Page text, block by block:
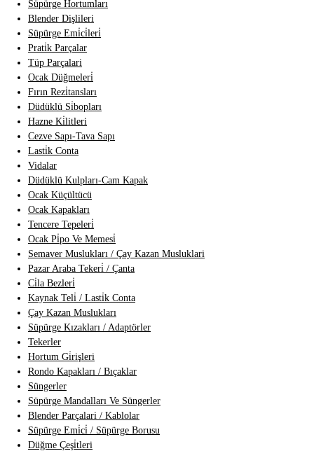
Süpürge Hortumları
Blender Dişlileri
Süpürge Emi̇ci̇leri̇
Prati̇k Parçalar
Tüp Parçalari
Ocak Düğmeleri̇
Fırın Rezi̇tansları
Düdüklü Si̇bopları
Hazne Ki̇litleri
Cezve Sapı-Tava Sapı
Lasti̇k Conta
Vidalar
Düdüklü Kulpları-Cam Kapak
Ocak Küçültücü
Ocak Kapakları
Tencere Tepeleri̇
Ocak Pi̇po Ve Memesi̇
Semaver Muslukları / Çay Kazan Musluklari
Pazar Araba Tekeri̇ / Çanta
Ci̇la Bezleri̇
Kaynak Teli̇ / Lasti̇k Conta
Çay Kazan Muslukları
Süpürge Kızakları / Adaptörler
Tekerler
Hortum Gi̇rişleri
Rondo Kapakları / Bıçaklar
Süngerler
Süpürge Mandalları Ve Süngerler
Blender Parçalari / Kablolar
Süpürge Emi̇ci̇ / Süpürge Borusu
Düğme Çeşi̇tleri